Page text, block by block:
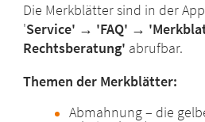
Die Merkblätter sind in der
'Service' → 'FAQ' →
Rechtsberatung' abrufbar.
Themen der Merkblätter:
Abmahnung – die